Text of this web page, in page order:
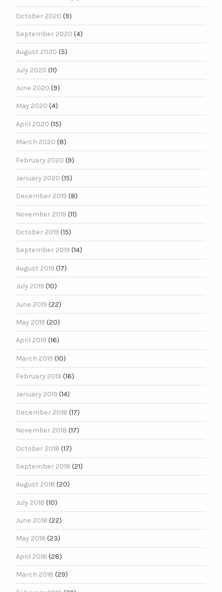
October 2020 (9)
September 2020 (4)
August 2020 (5)
July 2020 (11)
June 2020 (9)
May 2020 (4)
April 2020 (15)
March 2020 (8)
February 2020 (9)
January 2020 (15)
December 2019 (8)
November 2019 (11)
October 2019 (15)
September 2019 (14)
August 2019 (17)
July 2019 (10)
June 2019 (22)
May 2019 (20)
April 2019 (16)
March 2019 (10)
February 2019 (16)
January 2019 (14)
December 2018 (17)
November 2018 (17)
October 2018 (17)
September 2018 (21)
August 2018 (20)
July 2018 (10)
June 2018 (22)
May 2018 (23)
April 2018 (28)
March 2018 (29)